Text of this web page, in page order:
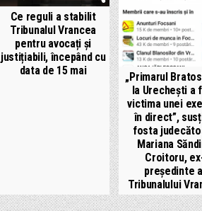
Ce reguli a stabilit
Tribunalul Vrancea
pentru avocați și
justițiabili, începând cu
data de 15 mai
„Primarul
la Urechești a
victima unei
în direct”,
fosta
Mariana
Croitoru,
președinte al
Tribunalului